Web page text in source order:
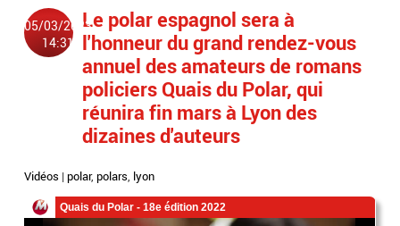
05/03/2023
14:31
Le polar espagnol sera à
l'honneur du grand rendez-vous
annuel des amateurs de romans
policiers Quais du Polar, qui
réunira fin mars à Lyon des
dizaines d'auteurs
Vidéos |polar,polars, lyon